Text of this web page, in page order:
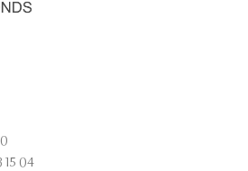
15 04